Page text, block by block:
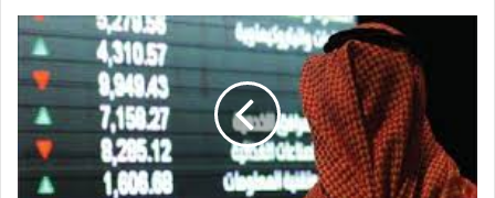
المؤسسي
مستهل
تداولات
الأحد..